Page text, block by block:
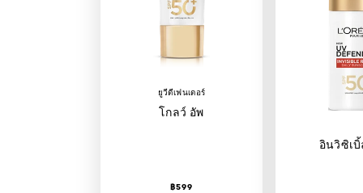
ยูวีดีเฟนเดอร์
โกลว์ อัพ
฿599
อินวิซิเ